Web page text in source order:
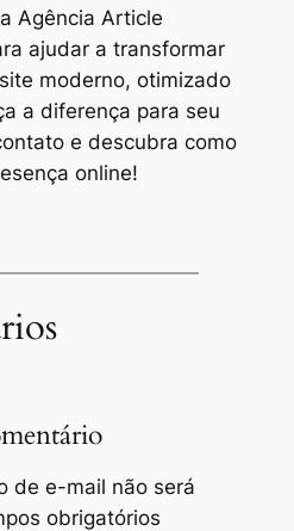
Agência Article
ajudar a transformar
moderno, otimizado
a diferença para seu
e descubra como
online!
de e-mail não será
obrigatórios